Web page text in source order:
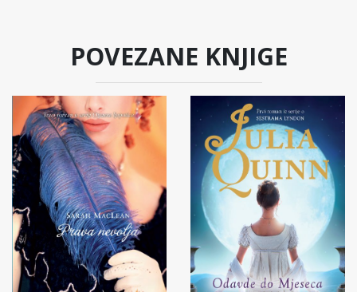
POVEZANE KNJIGE